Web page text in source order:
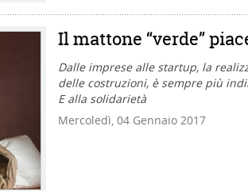
Il mattone “verde”
Dalle imprese alle startup, la
delle costruzioni, è sempre più
E alla solidarietà
Mercoledì, 04 Gennaio 2017